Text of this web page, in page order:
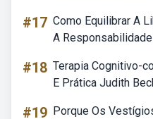
#17 Como Equilibrar A
A
#18 Terapia Cognitivo-
E Prática Judith
#19 Porque Os